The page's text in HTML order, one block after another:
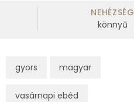
NEHÉZSÉG
könnyű
gyors magyar
vasárnapi ebéd